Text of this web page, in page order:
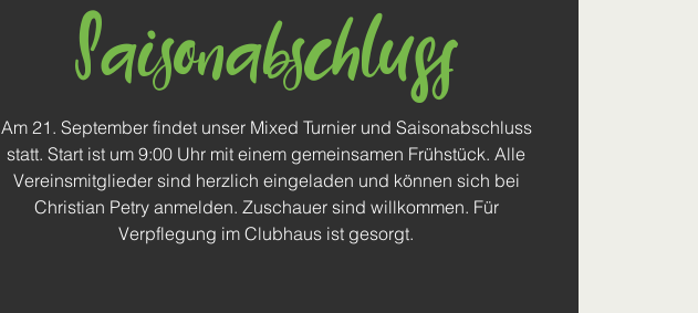
Saisonabschluss
Am 21. September findet unser Mixed Turnier und Saisonabschluss
statt. Start ist um 9:00 Uhr mit einem gemeinsamen Frühstück. Alle
Vereinsmitglieder sind herzlich eingeladen und können sich bei
Christian Petry anmelden. Zuschauer sind willkommen. Für
Verpflegung im Clubhaus ist gesorgt.